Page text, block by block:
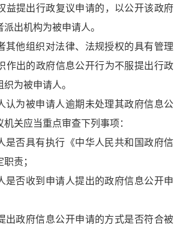
益提出行政复议申请的，以公开该政府
出机构为被申请人。
其他组织对法律、法规授权的具有管理
作出的政府信息公开行为不服提出行政
为被申请人。
为被申请人逾期未处理其政府信息公
关应当重点审查下列事项：
是否具有执行《中华人民共和国政府信
责；
是否收到申请人提出的政府信息公开申
出政府信息公开申请的方式是否符合被